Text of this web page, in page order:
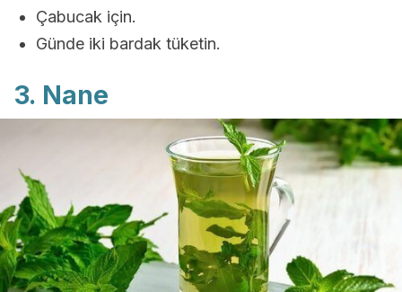
Çabucak için.
Günde iki bardak tüketin.
3. Nane